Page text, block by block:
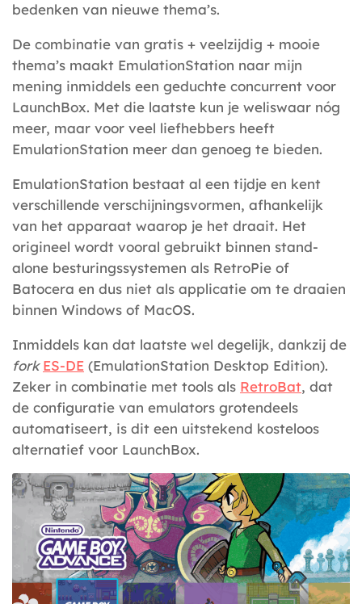
bedenken van nieuwe thema’s.
De combinatie van gratis + veelzijdig + mooie
thema’s maakt EmulationStation naar mijn
mening inmiddels een geduchte concurrent voor
LaunchBox. Met die laatste kun je weliswaar nóg
meer, maar voor veel liefhebbers heeft
EmulationStation meer dan genoeg te bieden.
EmulationStation bestaat al een tijdje en kent
verschillende verschijningsvormen, afhankelijk
van het apparaat waarop je het draait. Het
origineel wordt vooral gebruikt binnen stand-
alone besturingssystemen als RetroPie of
Batocera en dus niet als applicatie om te draaien
binnen Windows of MacOS.
Inmiddels kan dat laatste wel degelijk, dankzij de
forkES-DE (EmulationStation Desktop Edition).
Zeker in combinatie met tools als RetroBat, dat
de configuratie van emulators grotendeels
automatiseert, is dit een uitstekend kosteloos
alternatief voor LaunchBox.